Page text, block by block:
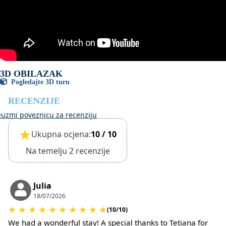
potrebno potvrditi prilikom rezervacije.
(Potrebno je dodatno naplatiti čišćenje i polog za štetu)
3D OBILAZAK
Pogledajte 3D turu
RECENZIJE
poveznicu za recenziju
★Ukupna ocjena:10 / 10
Na temelju 2 recenzije
Julia
18/07/2026
★ ★ ★ ★ ★ ★ ★ ★ ★ ★(10/10)
We had a wonderful stay! A special thanks to Tetiana for